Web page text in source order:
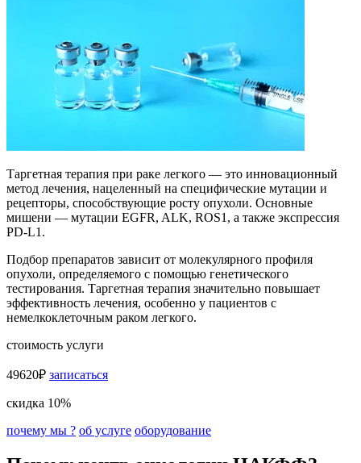
Таргетная терапия при раке легкого — это инновационный
метод лечения, нацеленный на специфические мутации и
рецепторы, способствующие росту опухоли. Основные
мишени — мутации EGFR, ALK, ROS1, а также экспрессия
PD-L1.
Подбор препаратов зависит от молекулярного профиля
опухоли, определяемого с помощью генетического
тестирования. Таргетная терапия значительно повышает
эффективность лечения, особенно у пациентов с
немелкоклеточным раком легкого.
стоимость услуги
49620₽ записаться
скидка 10%
почему мы ? об услуге оборудование